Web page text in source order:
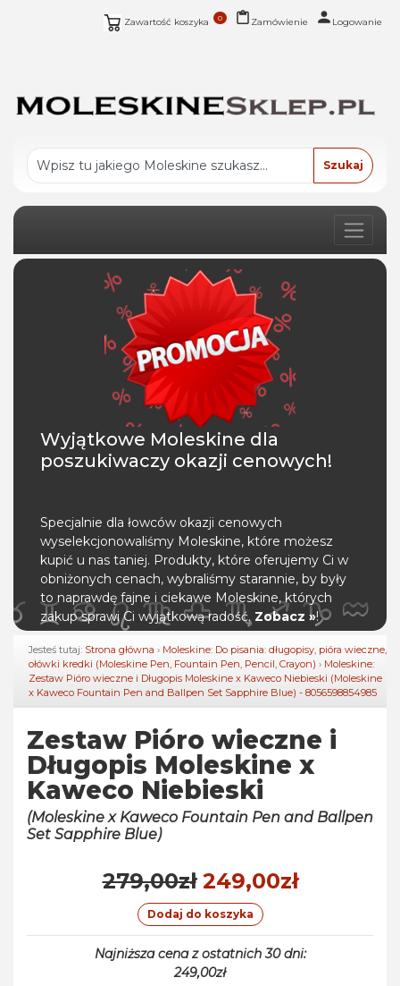
Zawartość koszyka 0 Zamówienie Logowanie
Wyjątkowe Moleskine dla
poszukiwaczy okazji cenowych!
Specjalnie dla łowców okazji cenowych
wyselekcjonowaliśmy Moleskine, które możesz
kupić u nas taniej. Produkty, które oferujemy Ci w
obniżonych cenach, wybraliśmy starannie, by były
to naprawdę fajne i ciekawe Moleskine, których
zakup sprawi Ci wyjątkową radość. Zobacz »!
Jesteś tutaj: Strona główna › Moleskine: Do pisania: długopisy, pióra wieczne,
ołówki kredki (Moleskine Pen, Fountain Pen, Pencil, Crayon) › Moleskine:
Zestaw Pióro wieczne i Długopis Moleskine x Kaweco Niebieski (Moleskine
x Kaweco Fountain Pen and Ballpen Set Sapphire Blue) - 8056598854985
Zestaw Pióro wieczne i
Długopis Moleskine x
Kaweco Niebieski
(Moleskine x Kaweco Fountain Pen and Ballpen
Set Sapphire Blue)
279,00zł 249,00zł
Dodaj do koszyka
Najniższa cena z ostatnich 30 dni:
249,00zł